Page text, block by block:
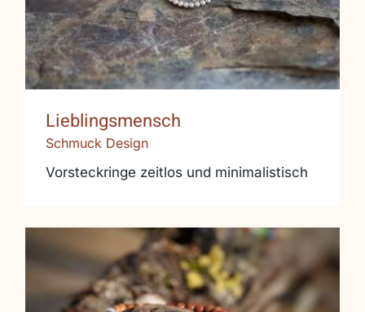
Lieblingsmensch
Schmuck Design
Vorsteckringe zeitlos und minimalistisch